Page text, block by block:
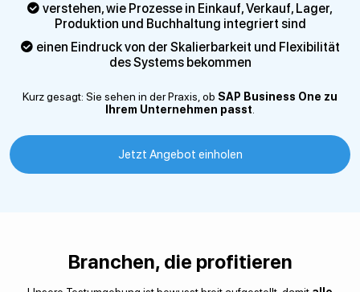
verstehen, wie Prozesse in Einkauf, Verkauf, Lager,
Produktion und Buchhaltung integriert sind
einen Eindruck von der Skalierbarkeit und Flexibilität
des Systems bekommen
Kurz gesagt: Sie sehen in der Praxis, ob SAP Business One zu
Ihrem Unternehmen passt
Jetzt Angebot einholen
Branchen, die profitieren